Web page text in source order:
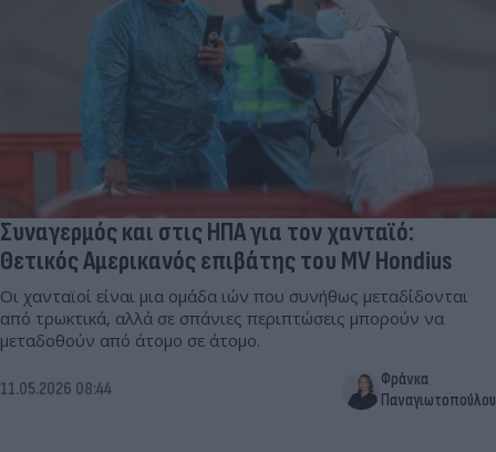
Συναγερμός και στις ΗΠΑ για τον χανταϊό:
Θετικός Αμερικανός επιβάτης του MV Hondius
Οι χανταϊοί είναι μια ομάδα ιών που συνήθως μεταδίδονται
από τρωκτικά, αλλά σε σπάνιες περιπτώσεις μπορούν να
μεταδοθούν από άτομο σε άτομο.
11.05.2026 08:44
Φράνκα
Παναγιωτοπούλου